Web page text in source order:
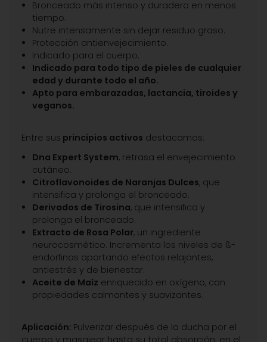
Bronceado más intenso y duradero en menos
tiempo.
Nutre intensamente sin dejar residuo graso.
Protección antienvejecimiento.
Indicado para el cuerpo.
Indicado para todo tipo de pieles de cualquier
edad y durante todo el año.
Apto para embarazadas, lactancia, tiroides y
veganos.
Entre sus principios activos destacamos:
Dna Expert System, retrasa el envejecimiento
cutáneo.
Citroflavonoides de Naranjas Dulces, que
intensifica y prolonga el bronceado.
Derivados de Tirosina, que intensifica y
prolonga el bronceado.
Extracto de Rosa Polar, un ingrediente
neurocosmético. Incrementa los niveles de ß-
endorfinas aportando efectos relajantes,
antiestrés y de bienestar.
Aceite de Maíz enriquecido en oxígeno, con
propiedades calmantes y suavizantes.
Aplicación: Pulverizar después de la ducha por el
cuerpo y masajear hasta su total absorción; en el